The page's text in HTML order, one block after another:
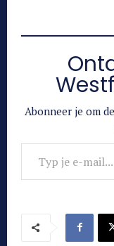
Abonneer je om
Typ je e-mail...